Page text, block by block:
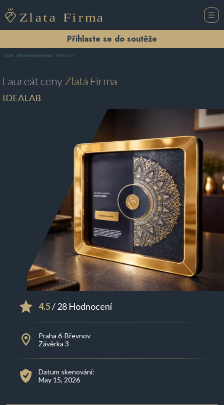
Přihlaste se do soutěže
Domů Reklamní agentura Praha IDEALAB
Laureát cenyZlatá Firma
IDEALAB
4.5/ 28 Hodnocení
Praha 6-Břevnov
Závěrka 3
Datum skenování:
May 15, 2026